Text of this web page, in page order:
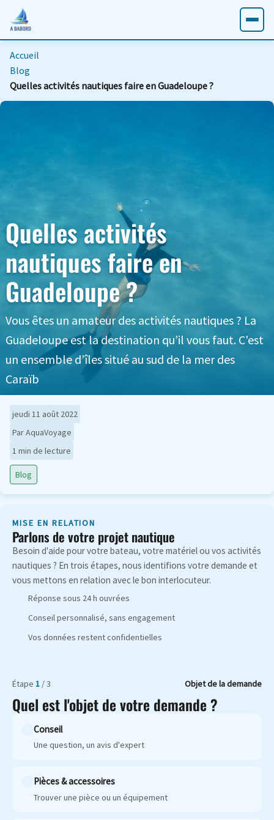
Accueil
Blog
Quelles activités nautiques faire en Guadeloupe ?
Quelles activités
nautiques faire en
Guadeloupe ?
Vous êtes un amateur des activités nautiques ? La
Guadeloupe est la destination qu’il vous faut. C'est
un ensemble d’îles situé au sud de la mer des
Caraïb
jeudi 11 août 2022
Par AquaVoyage
1 min de lecture
Blog
MISE EN RELATION
Parlons de votre projet nautique
Besoin d'aide pour votre bateau, votre matériel ou vos activités
nautiques ? En trois étapes, nous identifions votre demande et
vous mettons en relation avec le bon interlocuteur.
Réponse sous 24 h ouvrées
Conseil personnalisé, sans engagement
Vos données restent confidentielles
Étape 1 / 3 Objet de la demande
Quel est l'objet de votre demande ?
Conseil
Une question, un avis d'expert
Pièces & accessoires
Trouver une pièce ou un équipement